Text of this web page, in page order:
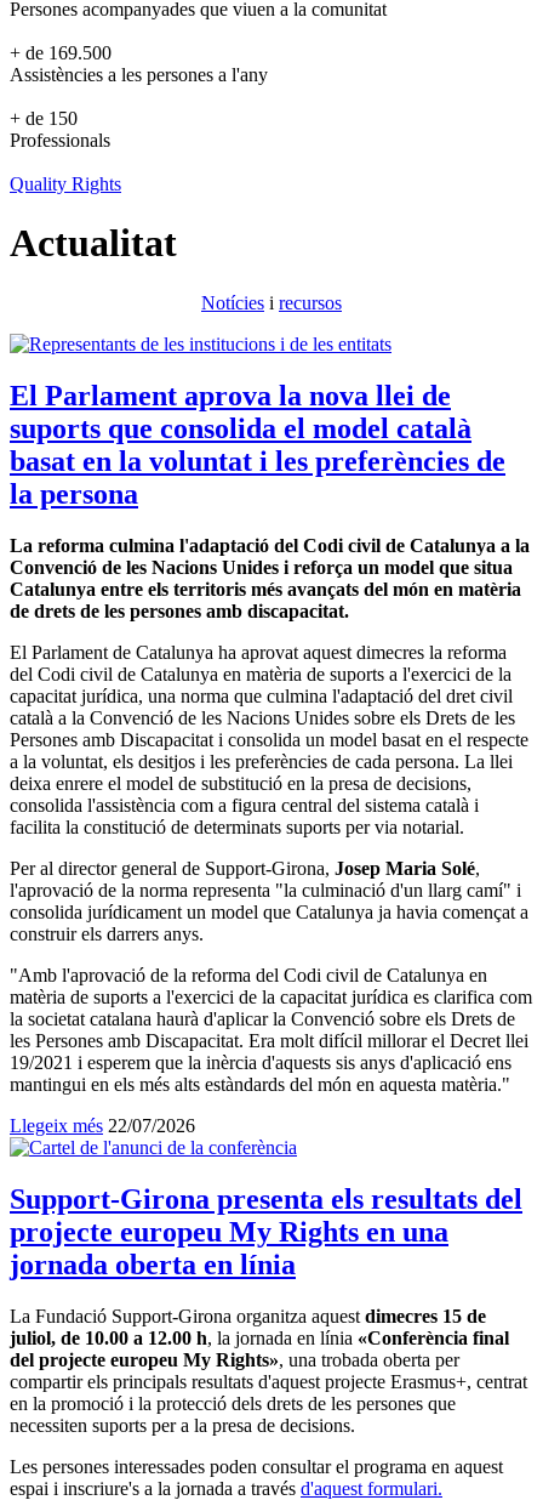
Persones acompanyades que viuen a la comunitat
+ de 169.500
Assistències a les persones a l'any
+ de 150
Professionals
Quality Rights
Actualitat
Notícies i recursos
El Parlament aprova la nova llei de
suports que consolida el model català
basat en la voluntat i les preferències de
la persona
La reforma culmina l'adaptació del Codi civil de Catalunya a la
Convenció de les Nacions Unides i reforça un model que situa
Catalunya entre els territoris més avançats del món en matèria
de drets de les persones amb discapacitat.
El Parlament de Catalunya ha aprovat aquest dimecres la reforma
del Codi civil de Catalunya en matèria de suports a l'exercici de la
capacitat jurídica, una norma que culmina l'adaptació del dret civil
català a la Convenció de les Nacions Unides sobre els Drets de les
Persones amb Discapacitat i consolida un model basat en el respecte
a la voluntat, els desitjos i les preferències de cada persona. La llei
deixa enrere el model de substitució en la presa de decisions,
consolida l'assistència com a figura central del sistema català i
facilita la constitució de determinats suports per via notarial.
Per al director general de Support-Girona, Josep Maria Solé,
l'aprovació de la norma representa "la culminació d'un llarg camí" i
consolida jurídicament un model que Catalunya ja havia començat a
construir els darrers anys.
"Amb l'aprovació de la reforma del Codi civil de Catalunya en
matèria de suports a l'exercici de la capacitat jurídica es clarifica com
la societat catalana haurà d'aplicar la Convenció sobre els Drets de
les Persones amb Discapacitat. Era molt difícil millorar el Decret llei
19/2021 i esperem que la inèrcia d'aquests sis anys d'aplicació ens
mantingui en els més alts estàndards del món en aquesta matèria."
Llegeix més Data
de
22/07/2026
Support-Girona presenta els resultats del
projecte europeu My Rights en una
jornada oberta en línia
La Fundació Support-Girona organitza aquest dimecres 15 de
juliol, de 10.00 a 12.00 h, la jornada en línia «Conferència final
del projecte europeu My Rights», una trobada oberta per
compartir els principals resultats d'aquest projecte Erasmus+, centrat
en la promoció i la protecció dels drets de les persones que
necessiten suports per a la presa de decisions.
Les persones interessades poden consultar el programa en aquest
espai i inscriure's a la jornada a través d'aquest formulari.